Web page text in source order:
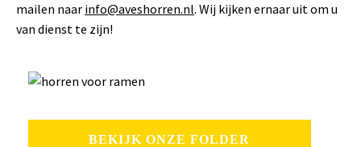
mailen naar info@aveshorren.nl. Wij kijken ernaar uit om u
van dienst te zijn!
BEKIJK ONZE FOLDER